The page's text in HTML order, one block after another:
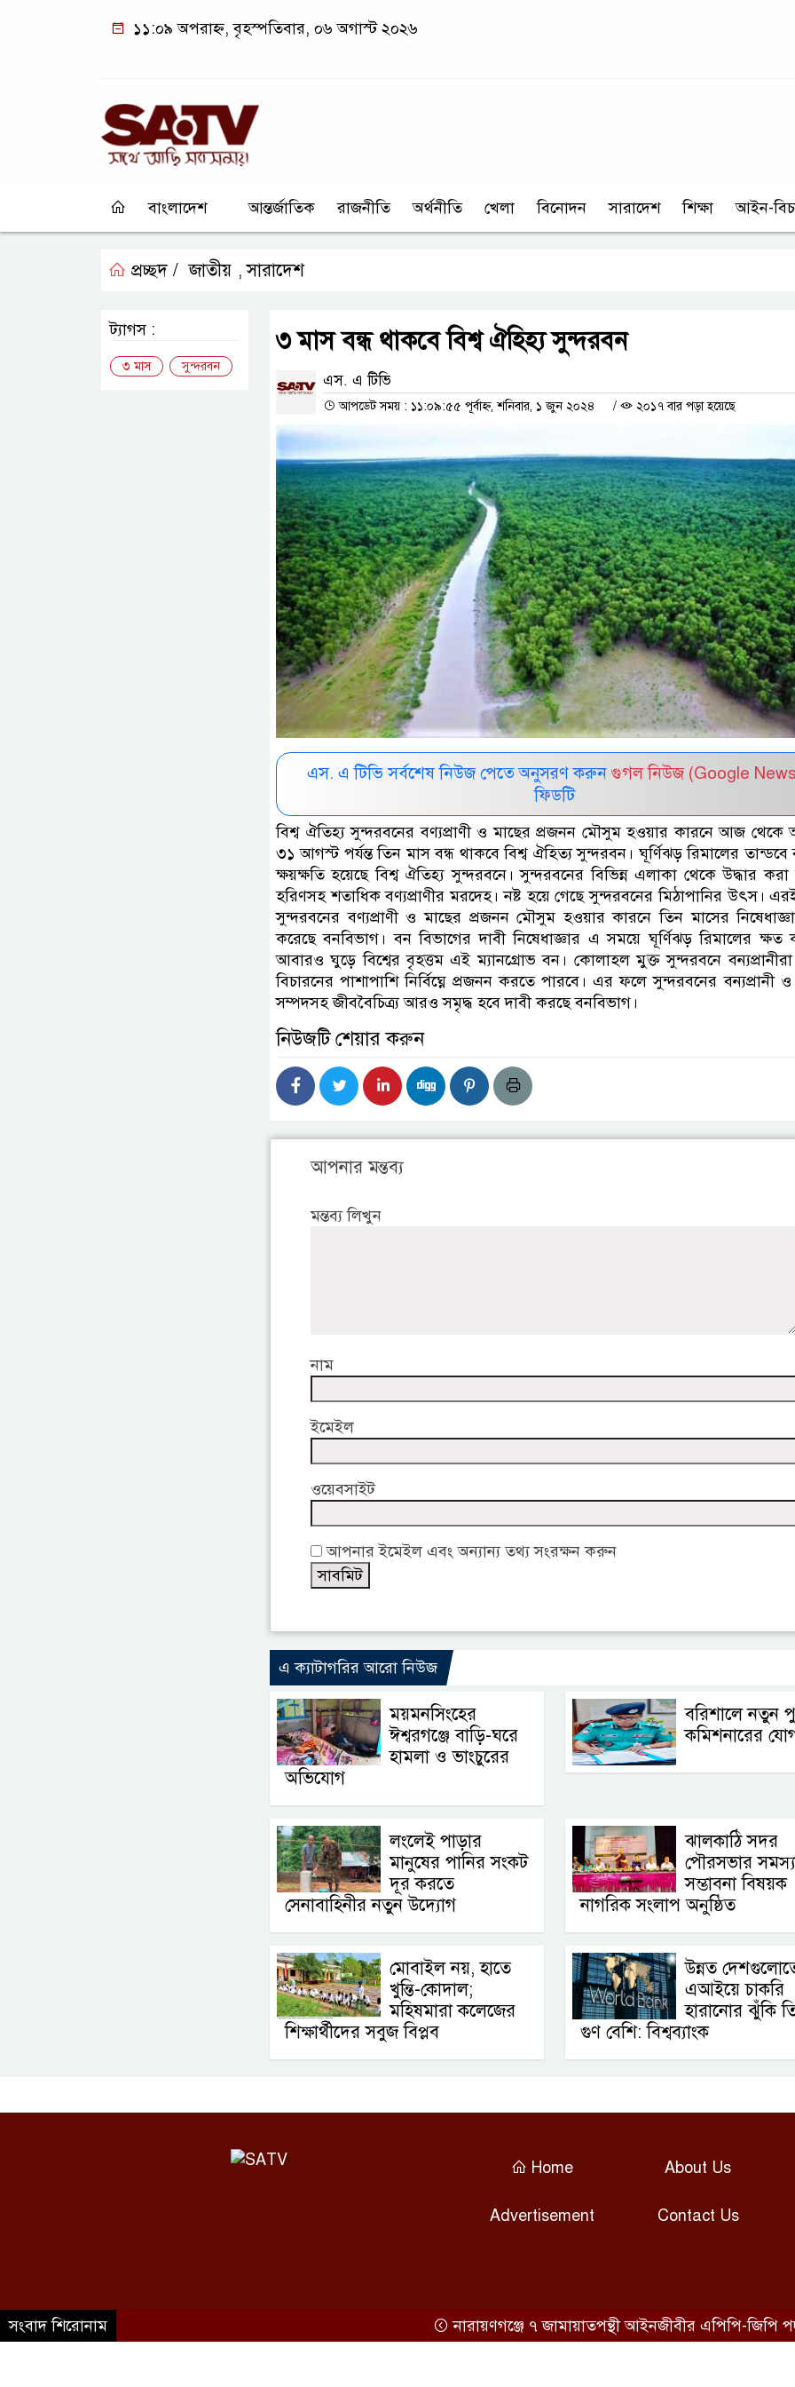
১১:০৯ অপরাহ্ন, বৃহস্পতিবার, ০৬ অগাস্ট ২০২৬
বাংলাদেশ আন্তর্জাতিক রাজনীতি অর্থনীতি খেলা বিনোদন সারাদেশ শিক্ষা আইন-
প্রচ্ছদ / জাতীয় ,সারাদেশ
৩ মাস বন্ধ থাকবে বিশ্ব ঐহিহ্য সুন্দরবন
এস. এ টিভি
আপডেট সময় : ১১:০৯:৫৫ পূর্বাহ্ন, শনিবার, ১ জুন ২০২৪ / ২০১৭ বার পড়া হয়েছে
এস. এ টিভি সর্বশেষ নিউজ পেতে অনুসরণ করুন গুগল নিউজ (Google
ফিডটি
বিশ্ব ঐতিহ্য সুন্দরবনের বণ্যপ্রাণী ও মাছের প্রজনন মৌসুম হওয়ার কারনে আজ থেকে
৩১ আগস্ট পর্যন্ত তিন মাস বন্ধ থাকবে বিশ্ব ঐহিত্য সুন্দরবন। ঘূর্ণিঝড় রিমালের তান্ডবে
ক্ষয়ক্ষতি হয়েছে বিশ্ব ঐতিহ্য সুন্দরবনে। সুন্দরবনের বিভিন্ন এলাকা থেকে উদ্ধার করা
হরিণসহ শতাধিক বণ্যপ্রাণীর মরদেহ। নষ্ট হয়ে গেছে সুন্দরবনের মিঠাপানির উৎস।
সুন্দরবনের বণ্যপ্রাণী ও মাছের প্রজনন মৌসুম হওয়ার কারনে তিন মাসের
করেছে বনবিভাগ। বন বিভাগের দাবী নিষেধাজ্ঞার এ সময়ে ঘূর্ণিঝড় রিমালের ক্ষত
আবারও ঘুড়ে বিশ্বের বৃহত্তম এই ম্যানগ্রোভ বন। কোলাহল মুক্ত সুন্দরবনে
বিচারনের পাশাপাশি নির্বিঘ্নে প্রজনন করতে পারবে। এর ফলে সুন্দরবনের বন্যপ্রানী
সম্পদসহ জীববৈচিত্র্য আরও সমৃদ্ধ হবে দাবী করছে বনবিভাগ।
নিউজটি শেয়ার করুন
আপনার মন্তব্য
মন্তব্য লিখুন
নাম
ইমেইল
ওয়েবসাইট
আপনার ইমেইল এবং অন্যান্য তথ্য সংরক্ষন করুন
এ ক্যাটাগরির আরো নিউজ
ময়মনসিংহের
ঈশ্বরগঞ্জে বাড়ি-ঘরে
হামলা ও ভাংচুরের
অভিযোগ
বরিশালে নতুন
কমিশনারের
লংলেই পাড়ার
মানুষের পানির সংকট
দূর করতে
সেনাবাহিনীর নতুন উদ্যোগ
ঝালকাঠি সদর
পৌরসভার
সম্ভাবনা বিষয়ক
নাগরিক সংলাপ অনুষ্ঠিত
মোবাইল নয়, হাতে
খুন্তি-কোদাল;
মহিষমারা কলেজের
শিক্ষার্থীদের সবুজ বিপ্লব
উন্নত
এআইয়ে চাকরি
হারানোর ঝুঁকি
গুণ বেশি: বিশ্বব্যাংক
ট্যাগস :
৩ মাস সুন্দরবন
Home About Us
Advertisement Contact Us
©SATV 2026 All rights reserved
সংবাদ শিরোনাম নারায়ণগঞ্জে ৭ জামায়াতপন্থী আইনজীবীর এপিপি-জিপি পদ